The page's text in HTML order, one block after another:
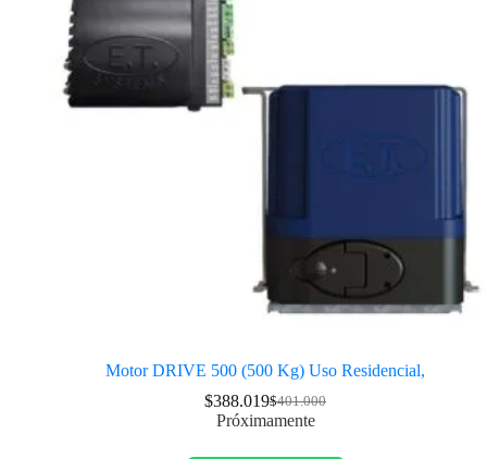
Motor DRIVE 500 (500 Kg) Uso Residencial,
$401.000
$388.019
Próximamente